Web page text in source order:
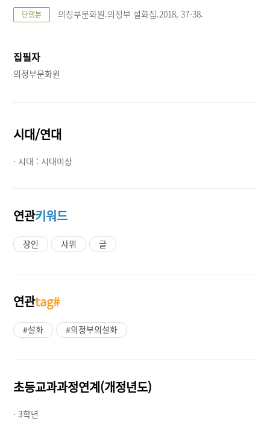
단행본 의정부문화원.의정부 설화집.2018, 37-38.
집필자
의정부문화원
시대/연대
· 시대 : 시대미상
연관키워드
장인 사위 글
연관tag#
#설화 #의정부의설화
초등교과과정연계(개정년도)
· 3학년